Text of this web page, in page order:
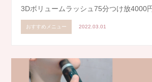
3Dボリュームラッシュ75分つけ放4000
おすすめメニュー 2022.03.01